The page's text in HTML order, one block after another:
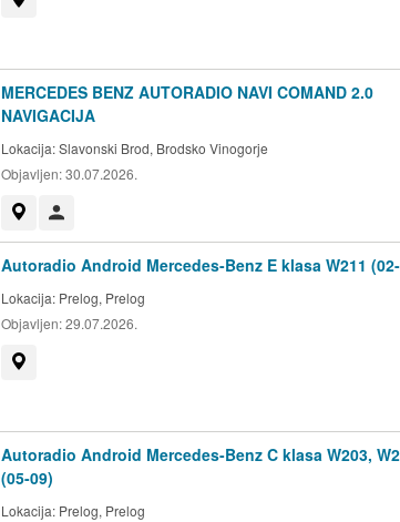
MERCEDES BENZ AUTORADIO NAVI COMAND 2.0
NAVIGACIJA
Lokacija:Slavonski Brod, Brodsko Vinogorje
Objavljen:30.07.2026.
Autoradio Android Mercedes-Benz E klasa W211
Lokacija: Prelog, Prelog
Objavljen:29.07.2026.
Autoradio Android Mercedes-Benz C klasa W203,
(05-09)
Lokacija: Prelog, Prelog